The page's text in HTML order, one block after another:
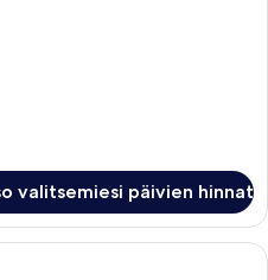
valitsemiesi päivien hinnat